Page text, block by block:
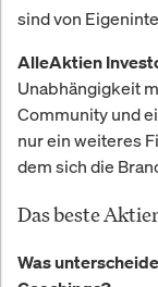
sind von
AlleAktien
Unabhängigkeit
Community und
nur ein weiteres
dem sich die
Das beste
Was